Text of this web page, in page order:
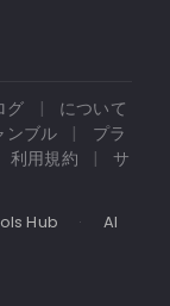
グ |
について
ンブル |
プラ
利用規約 |
サ
Hub ·
AI